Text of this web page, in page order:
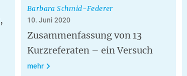
Barbara Schmid-Federer
10. Juni 2020
Zusammenfassung von 13
Kurzreferaten – ein Versuch
mehr